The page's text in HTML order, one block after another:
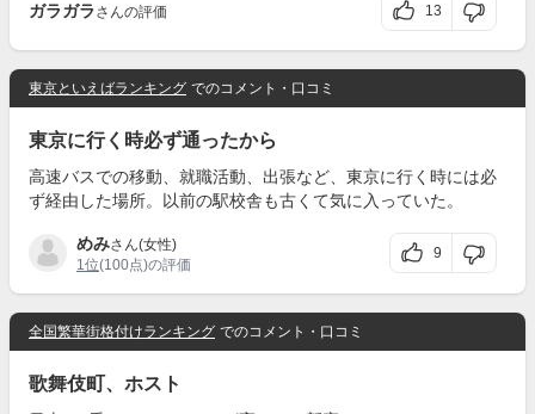
ガラガラ さんの評価 13
東京といえばランキング でのコメント・口コミ
東京に行く時必ず通ったから
高速バスでの移動、就職活動、出張など、東京に行く時には必
ず経由した場所。以前の駅校舎も古くて気に入っていた。
めみさん(女性)
1位(100点)の評価
9
全国繁華街格付けランキング でのコメント・口コミ
歌舞伎町、ホスト